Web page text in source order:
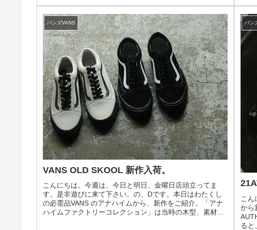
バンズVANS
VANS OLD SKOOL 新作入荷。
こんにちは。今週は、今日と明日、金曜日店頭立ってま
す。是非遊びに来て下さい。の、Dです。本日はわたくし
の必需品VANS のアナハイムから、新作をご紹介。「アナ
ハイムファクトリーコレクション」は当時の木型、素材感
バン
こん
から
ると